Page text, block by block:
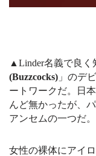
▲Linder名義で良く
(Buzzcocks) 」のデ
ートワークだ。日
んど無かったが、
アンセムの一つだ。
女性の裸体にアイ